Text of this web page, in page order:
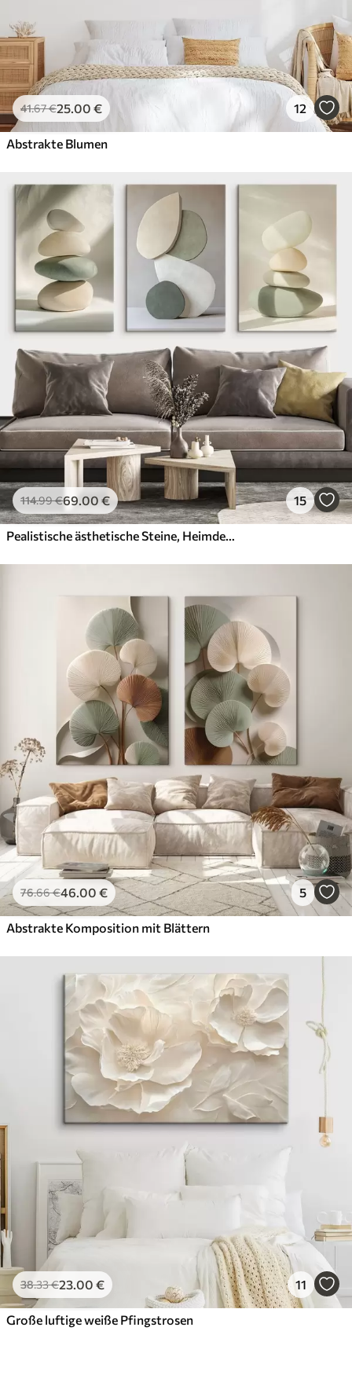
41.67€25.00 € 12
Abstrakte Blumen
114.99€69.00 € 15
Pealistische ästhetische Steine, Heimdekoration, natürliche Beleuchtung
76.66€46.00 € 5
Abstrakte Komposition mit Blättern
38.33€23.00 € 11
Große luftige weiße Pfingstrosen